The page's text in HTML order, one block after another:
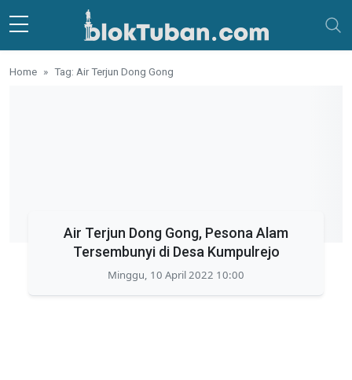
Skip to main content
Home Tag: Air Terjun Dong Gong
Air Terjun Dong Gong, Pesona Alam
Tersembunyi di Desa Kumpulrejo
Minggu, 10 April 2022 10:00